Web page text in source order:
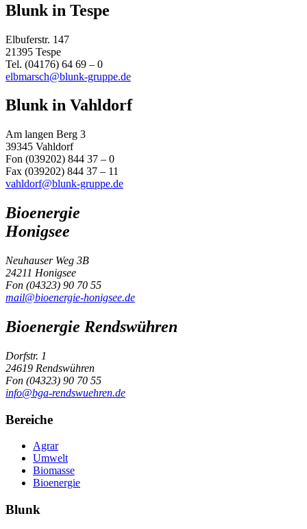
Blunk in Tespe
Elbuferstr. 147
21395 Tespe
Tel. (04176) 64 69 – 0
elbmarsch@blunk-gruppe.de
Blunk in Vahldorf
Am langen Berg 3
39345 Vahldorf
Fon (039202) 844 37 – 0
Fax (039202) 844 37 – 11
vahldorf@blunk-gruppe.de
Bioenergie
Honigsee
Neuhauser Weg 3B
24211 Honigsee
Fon (04323) 90 70 55
mail@bioenergie-honigsee.de
Bioenergie Rendswühren
Dorfstr. 1
24619 Rendswühren
Fon (04323) 90 70 55
info@bga-rendswuehren.de
Bereiche
Agrar
Umwelt
Biomasse
Bioenergie
Blunk